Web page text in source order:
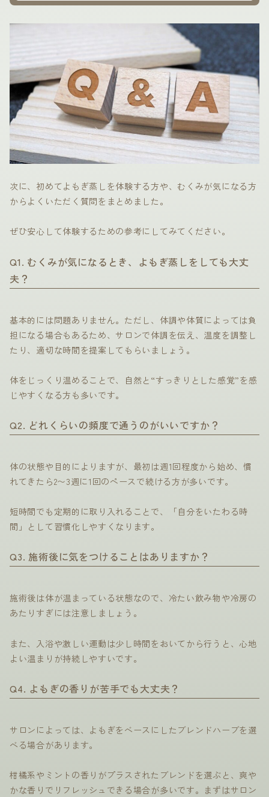
次に、初めてよもぎ蒸しを体験する方や、むくみが気になる方
からよくいただく質問をまとめました。
ぜひ安心して体験するための参考にしてみてください。
Q1. むくみが気になるとき、よもぎ蒸しをしても大丈
夫？
基本的には問題ありません。ただし、体調や体質によっては負
担になる場合もあるため、サロンで体調を伝え、温度を調整し
たり、適切な時間を提案してもらいましょう。
体をじっくり温めることで、自然と“すっきりとした感覚”を感
じやすくなる方も多いです。
Q2. どれくらいの頻度で通うのがいいですか？
体の状態や目的によりますが、最初は週1回程度から始め、慣
れてきたら2〜3週に1回のペースで続ける方が多いです。
短時間でも定期的に取り入れることで、「自分をいたわる時
間」として習慣化しやすくなります。
Q3. 施術後に気をつけることはありますか？
施術後は体が温まっている状態なので、冷たい飲み物や冷房の
あたりすぎには注意しましょう。
また、入浴や激しい運動は少し時間をおいてから行うと、心地
よい温まりが持続しやすいです。
Q4. よもぎの香りが苦手でも大丈夫？
サロンによっては、よもぎをベースにしたブレンドハーブを選
べる場合があります。
柑橘系やミントの香りがプラスされたブレンドを選ぶと、爽や
かな香りでリフレッシュできる場合が多いです。まずはサロン